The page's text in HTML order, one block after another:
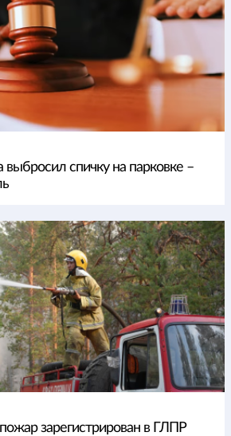
спичку на парковке –
зарегистрирован в ГЛПР